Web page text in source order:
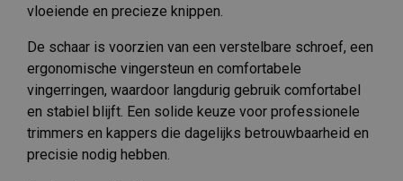
vloeiende en precieze knippen.
De schaar is voorzien van een verstelbare schroef, een
ergonomische vingersteun en comfortabele
vingerringen, waardoor langdurig gebruik comfortabel
en stabiel blijft. Een solide keuze voor professionele
trimmers en kappers die dagelijks betrouwbaarheid en
precisie nodig hebben.